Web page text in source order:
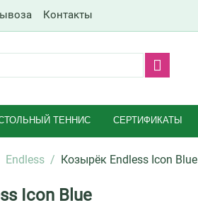
Контакты
ТЕННИС СЕРТИФИКАТЫ
Endless / Козырёк Endless Icon Blue
Icon Blue